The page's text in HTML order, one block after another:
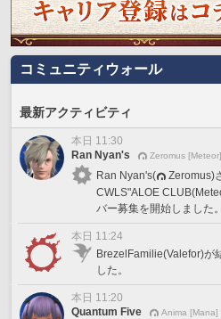
コミュニティウォール
最新アクティビティ
本日 11:30
Ran Nyan's
Zeromus [Meteor]
Ran Nyan's(
Zeromus)
CWLS"ALOE
バー募集を開始しました。
本日 11:24
BrezelFamilie(Valefor)が
した。
本日 11:20
Quantum Five
Anima [Mana]